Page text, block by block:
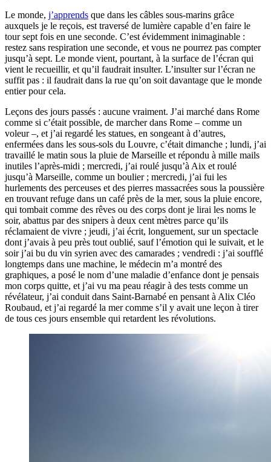
Le monde, j’apprends que dans les câbles sous-marins grâce
auxquels je le reçois, est traversé de lumière capable d’en faire le
tour sept fois en une seconde. C’est évidemment inimaginable :
restez sans respiration une seconde, et vous ne pourrez pas compter
jusqu’à sept. Le monde vient, pourtant, à la surface de l’écran qui
vient le recueillir, et qu’il faudrait insulter. L’insulter sur l’écran ne
suffit pas : il faudrait dans la rue qu’on soit davantage que le monde
entier pour cela.
Leçons des jours passés : aucune vraiment. J’ai marché dans Rome
comme si c’était possible, de marcher dans Rome – comme un
voleur –, et j’ai regardé les statues, en songeant à d’autres,
enfermées dans les sous-sols du Louvre, c’était dimanche ; lundi, j’ai
travaillé le matin sous la pluie de Marseille et répondu à mille mails
inutiles l’après-midi ; mercredi, j’ai roulé jusqu’à Aix et roulé
jusqu’à Marseille, comme un boulier ; mercredi, j’ai fui les
hurlements des perceuses et des pierres massacrées sous la poussière
en trouvant refuge dans un café près de la mer, sous la pluie encore,
qui tombait comme des rêves ou des corps dont je lirai les noms le
soir, abattus par des snipers à deux cent mètres parce qu’ils
réclamaient de vivre ; jeudi, j’ai écrit, longuement, sur un spectacle
dont j’avais à peu près tout oublié, sauf l’émotion qui le suivait, et le
soir j’ai bu du vin syrien avec des camarades ; vendredi : j’ai soufflé
longtemps dans une machine, le médecin m’a montré des
graphiques, a posé le nom d’une maladie d’enfance dont je pensais
mon corps quitte, et j’ai vu ma peau réagir à des tests comme un
révélateur, j’ai conduit dans Saint-Barnabé en pensant à Alix Cléo
Roubaud, et j’ai regardé la mer comme s’il y avait une leçon à tirer
de tous ces jours ensemble qui retardent les révolutions.